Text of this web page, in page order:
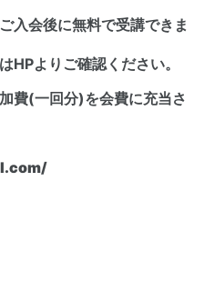
入会後に無料で受講できま
HPよりご確認ください。
費(一回分)を会費に充当さ